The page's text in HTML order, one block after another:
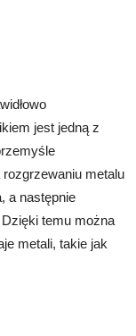
jest jedną z
metalu
a następnie
temu można
metali, takie jak